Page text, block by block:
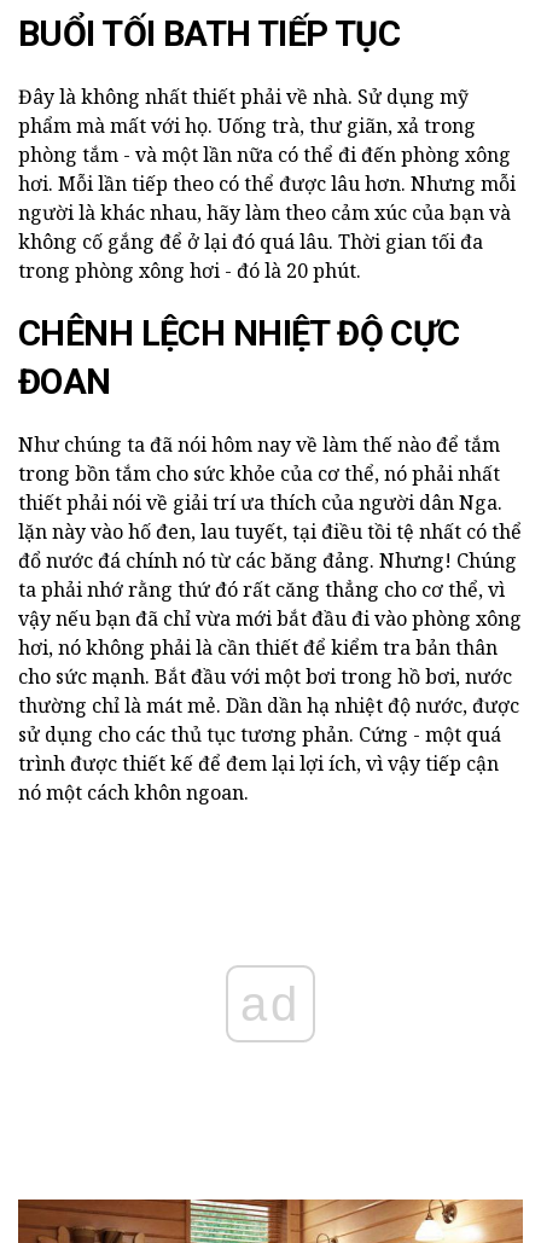
BUỔI TỐI BATH TIẾP TỤC
Đây là không nhất thiết phải về nhà. Sử dụng mỹ
phẩm mà mất với họ. Uống trà, thư giãn, xả trong
phòng tắm - và một lần nữa có thể đi đến phòng xông
hơi. Mỗi lần tiếp theo có thể được lâu hơn. Nhưng mỗi
người là khác nhau, hãy làm theo cảm xúc của bạn và
không cố gắng để ở lại đó quá lâu. Thời gian tối đa
trong phòng xông hơi - đó là 20 phút.
CHÊNH LỆCH NHIỆT ĐỘ CỰC
ĐOAN
Như chúng ta đã nói hôm nay về làm thế nào để tắm
trong bồn tắm cho sức khỏe của cơ thể, nó phải nhất
thiết phải nói về giải trí ưa thích của người dân Nga.
lặn này vào hố đen, lau tuyết, tại điều tồi tệ nhất có thể
đổ nước đá chính nó từ các băng đảng. Nhưng! Chúng
ta phải nhớ rằng thứ đó rất căng thẳng cho cơ thể, vì
vậy nếu bạn đã chỉ vừa mới bắt đầu đi vào phòng xông
hơi, nó không phải là cần thiết để kiểm tra bản thân
cho sức mạnh. Bắt đầu với một bơi trong hồ bơi, nước
thường chỉ là mát mẻ. Dần dần hạ nhiệt độ nước, được
sử dụng cho các thủ tục tương phản. Cứng - một quá
trình được thiết kế để đem lại lợi ích, vì vậy tiếp cận
nó một cách khôn ngoan.
ad